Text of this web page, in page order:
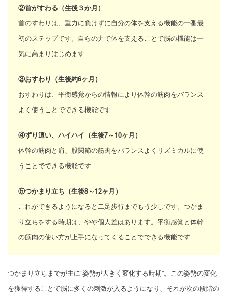
②首がすわる（生後３か月）
首のすわりは、重力に負けずに自分の体を支える機能の一番最
初のステップです。自らの力で体を支えることで脳の機能は一
気に高まりはじめます
③おすわり（生後約6ヶ月）
おすわりは、平衡感覚からの情報により体幹の筋肉をバランス
よく使うことでできる機能です
④ずり這い、ハイハイ（生後7～10ヶ月）
体幹の筋肉と肩、股関節の筋肉をバランスよくリズミカルに使
うことでできる機能です
⑤つかまり立ち（生後8～12ヶ月）
これができるようになると二足歩行までもう少しです。つかま
り立ちをする時期は、やや個人差はあります。平衡感覚と体幹
の筋肉の使い方が上手になってくることでできる機能です
つかまり立ちまでが主に”姿勢が大きく変化する時期”。この姿勢の変化
を獲得することで脳に多くの刺激が入るようになり、それが次の段階の